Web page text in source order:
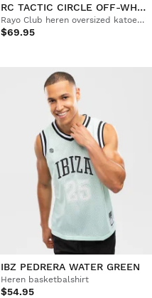
RC TACTIC CIRCLE OFF-WHITE
Rayo Club heren oversized katoenen T-shirt
$69.95
IBZ PEDRERA WATER GREEN
Heren basketbalshirt
$54.95